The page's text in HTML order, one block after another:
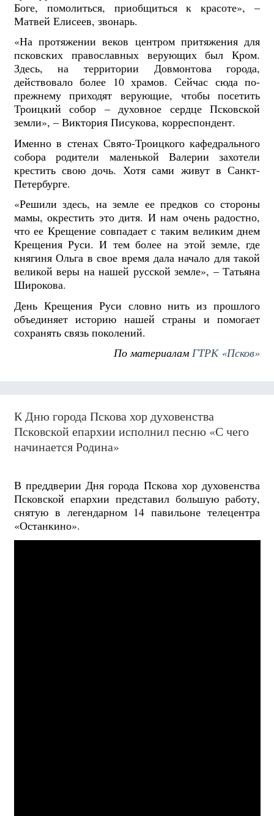
Боге, помолиться, приобщиться к красоте», –
Матвей Елисеев, звонарь.
«На протяжении веков центром притяжения для
псковских православных верующих был Кром.
Здесь, на территории Довмонтова города,
действовало более 10 храмов. Сейчас сюда по-
прежнему приходят верующие, чтобы посетить
Троицкий собор – духовное сердце Псковской
земли», – Виктория Писукова, корреспондент.
Именно в стенах Свято-Троицкого кафедрального
собора родители маленькой Валерии захотели
крестить свою дочь. Хотя сами живут в Санкт-
Петербурге.
«Решили здесь, на земле ее предков со стороны
мамы, окрестить это дитя. И нам очень радостно,
что ее Крещение совпадает с таким великим днем
Крещения Руси. И тем более на этой земле, где
княгиня Ольга в свое время дала начало для такой
великой веры на нашей русской земле», – Татьяна
Широкова.
День Крещения Руси словно нить из прошлого
объединяет историю нашей страны и помогает
сохранять связь поколений.
По материаламГТРК «Псков»
К Дню города Пскова хор духовенства
Псковской епархии исполнил песню «С чего
начинается Родина»
В преддверии Дня города Пскова хор духовенства
Псковской епархии представил большую работу,
снятую в легендарном 14 павильоне телецентра
«Останкино».